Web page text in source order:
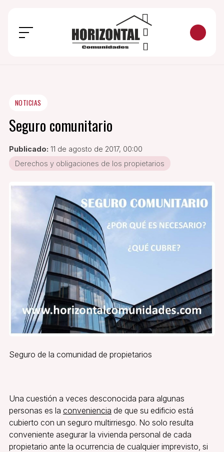
NOTICIAS
Seguro comunitario
Publicado: 11 de agosto de 2017, 00:00
Derechos y obligaciones de los propietarios
Seguro de la comunidad de propietarios
Una cuestión a veces desconocida para algunas
personas es la conveniencia de que su edificio está
cubierto con un seguro multirriesgo. No solo resulta
conveniente asegurar la vivienda personal de cada
propietario ante la ocurrencia de cualquier imprevisto, si